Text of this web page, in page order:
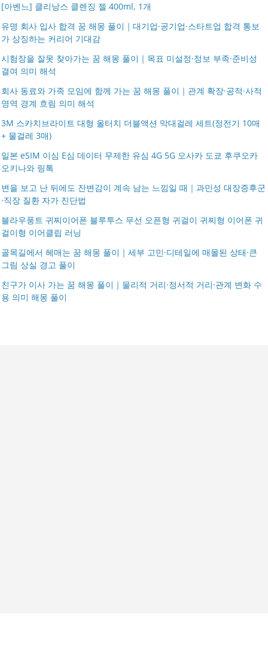
[아벤느] 클리낭스 클렌징 젤 400ml, 1개
유명 회사 입사 합격 꿈 해몽 풀이｜대기업·공기업·스타트업 합격 통보
가 상징하는 커리어 기대감
시험장을 잘못 찾아가는 꿈 해몽 풀이｜목표 미설정·정보 부족·준비성
결여 의미 해석
회사 동료와 가족 모임에 함께 가는 꿈 해몽 풀이｜관계 확장·공적·사적
영역 경계 흐림 의미 해석
3M 스카치브라이트 대형 올터치 더블액션 막대걸레 세트(정전기 10매
+ 물걸레 3매)
일본 eSIM 이심 E심 데이터 무제한 유심 4G 5G 오사카 도쿄 후쿠오카
오키나와 링톡
변을 보고 난 뒤에도 잔변감이 계속 남는 느낌일 때｜과민성 대장증후군
·직장 질환 자가 진단법
블라우풍트 귀찌이어폰 블루투스 무선 오픈형 귀걸이 귀찌형 이어폰 귀
걸이형 이어클립 러닝
골목길에서 헤매는 꿈 해몽 풀이｜세부 고민·디테일에 매몰된 상태·큰
그림 상실 경고 풀이
친구가 이사 가는 꿈 해몽 풀이｜물리적 거리·정서적 거리·관계 변화 수
용 의미 해몽 풀이